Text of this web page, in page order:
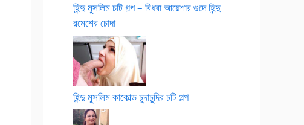
হিন্দু মুসলিম চটি গল্প – বিধবা আয়েশার গুদে হিন্দু
রমেশের চোদা
হিন্দু মুসলিম কাকোল্ড চুদাচুদির চটি গল্প